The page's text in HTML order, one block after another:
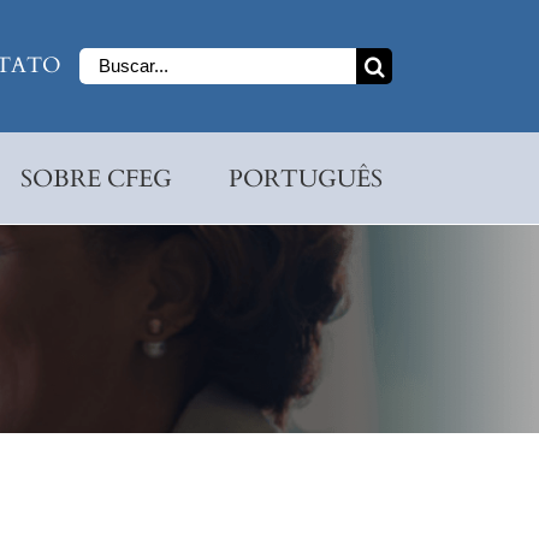
Buscar
para:
SOBRE CFEG PORTUGUÊS